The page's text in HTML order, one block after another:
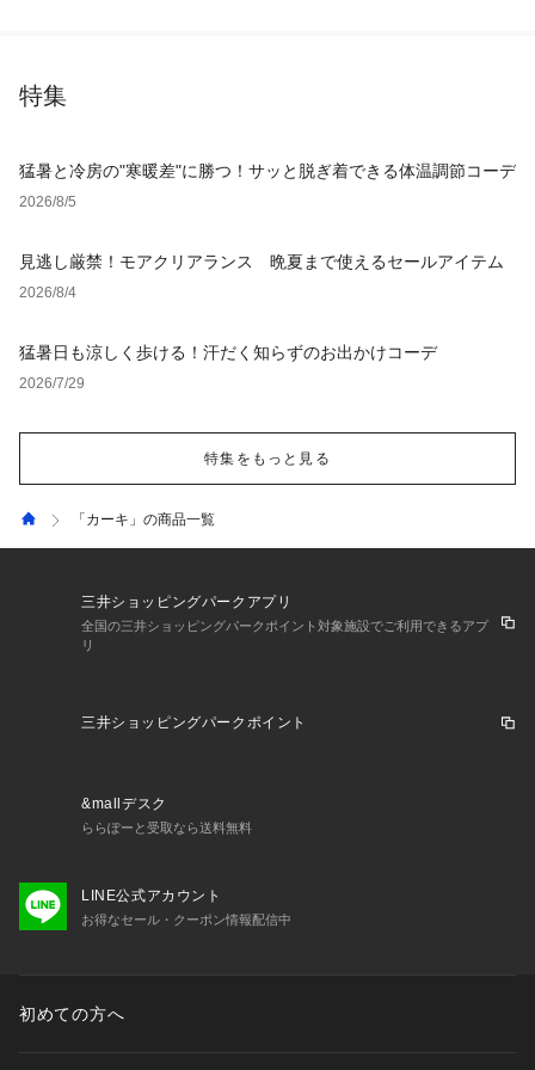
特集
猛暑と冷房の"寒暖差"に勝つ！サッと脱ぎ着できる体温調節コーデ
2026/8/5
見逃し厳禁！モアクリアランス 晩夏まで使えるセールアイテム
2026/8/4
猛暑日も涼しく歩ける！汗だく知らずのお出かけコーデ
2026/7/29
特集をもっと見る
「カーキ」の商品一覧
三井ショッピングパークアプリ
全国の三井ショッピングパークポイント対象施設でご利用できるアプ
リ
三井ショッピングパークポイント
&mallデスク
ららぽーと受取なら送料無料
LINE公式アカウント
お得なセール・クーポン情報配信中
初めての方へ